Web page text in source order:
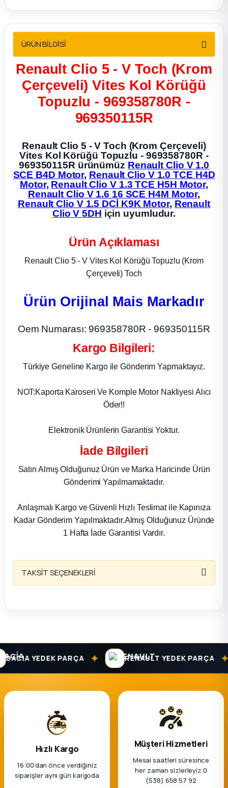
Sedan
Parça
ÜRÜN BİLGİSİ
Renault Clio 5 - V Toch (Krom
Çerçeveli) Vites Kol Körüğü
Topuzlu - 969358780R -
969350115R
Renault Clio 5 - V Toch (Krom Çerçeveli)
Vites Kol Körüğü Topuzlu - 969358780R -
969350115R ürünümüz Renault Clio V 1.0
SCE B4D Motor, Renault Clio V 1.0 TCE H4D
Motor, Renault Clio V 1.3 TCE H5H Motor,
Renault Clio V 1.6 16 SCE H4M Motor,
Renault Clio V 1.5 DCİ K9K Motor, Renault
Clio V 5DH için uyumludur.
Ürün Açıklaması
Renault Clio 5 - V Vites Kol Körüğü Topuzlu (Krom
Çerçeveli) Toch
Ürün Orijinal Mais Markadır
Oem Numarası: 969358780R - 969350115R
Kargo Bilgileri:
Türkiye Geneline Kargo ile Gönderim Yapmaktayız.
NOT:Kaporta Karoseri Ve Komple Motor Nakliyesi Alıcı
Öder!!
Elektronik Ürünlerin Garantisi Yoktur.
İade Bilgileri
Satın Almış Olduğunuz Ürün ve Marka Haricinde Ürün
Gönderimi Yapılmamaktadır.
Anlaşmalı Kargo ve Güvenli Hızlı Teslimat ile Kapınıza
Kadar Gönderim Yapılmaktadır.Almış Olduğunuz Üründe
1 Hafta İade Garantisi Vardır.
TAKSİT SEÇENEKLERİ
YEDEK PARÇA ✦ RENAULT YEDEK PARÇA ✦
Hızlı Kargo
16:00’dan önce verdiğiniz
siparişler aynı gün kargoda
Müşteri Hizmetleri
Mesai saatleri süresince
her zaman sizlerleyiz 0
(538) 658 57 92